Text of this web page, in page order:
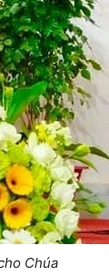
Chúa